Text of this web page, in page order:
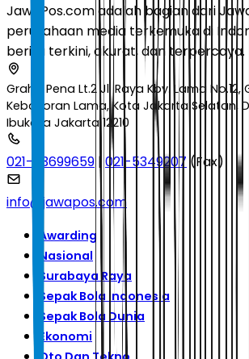
JawaPos.com adalah bagian dari
perusahaan media terkemuka di
berita terkini, akurat, dan terpercaya.
Graha Pena Lt.2 Jl. Raya Kby. Lama No.12,
Kebayoran Lama, Kota Jakarta Selatan,
Ibukota Jakarta 12210
021-53699659 | 021-5349207 (Fax)
info@jawapos.com
Awarding
Nasional
Surabaya Raya
Sepak Bola Indonesia
Sepak Bola Dunia
Ekonomi